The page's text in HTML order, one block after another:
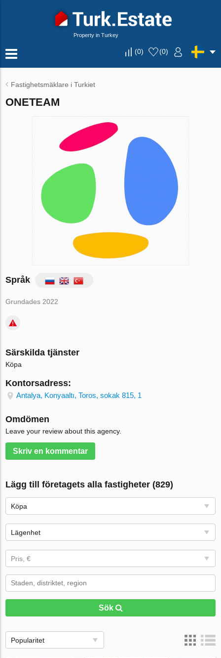
Property in Turkey
(0) (0)
Fastighetsmäklare i Turkiet
ONETEAM
Språk
Grundades 2022
Särskilda tjänster
Köpa
Kontorsadress:
Antalya, Konyaaltı, Toros, sokak 815, 1
Omdömen
Leave your review about this agency.
Skriv en kommentar
Lägg till företagets alla fastigheter (829)
Köpa
Lägenhet
Pris, €
Sök
Popularitet